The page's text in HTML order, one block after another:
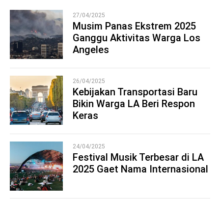
1
27/04/2025
Musim Panas Ekstrem 2025
Ganggu Aktivitas Warga Los
Angeles
2
26/04/2025
Kebijakan Transportasi Baru
Bikin Warga LA Beri Respon
Keras
3
24/04/2025
Festival Musik Terbesar di LA
2025 Gaet Nama Internasional